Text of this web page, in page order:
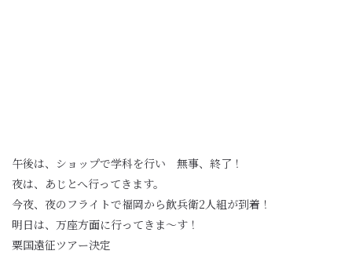
午後は、ショップで学科を行い 無事、終了！
夜は、あじとへ行ってきます。
今夜、夜のフライトで福岡から飲兵衛2人組が到着！
明日は、万座方面に行ってきま〜す！
粟国遠征ツアー決定